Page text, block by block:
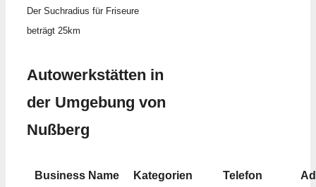
Der Suchradius für Friseure
beträgt 25km
Autowerkstätten in
der Umgebung von
Nußberg
Business Name Kategorien Telefon